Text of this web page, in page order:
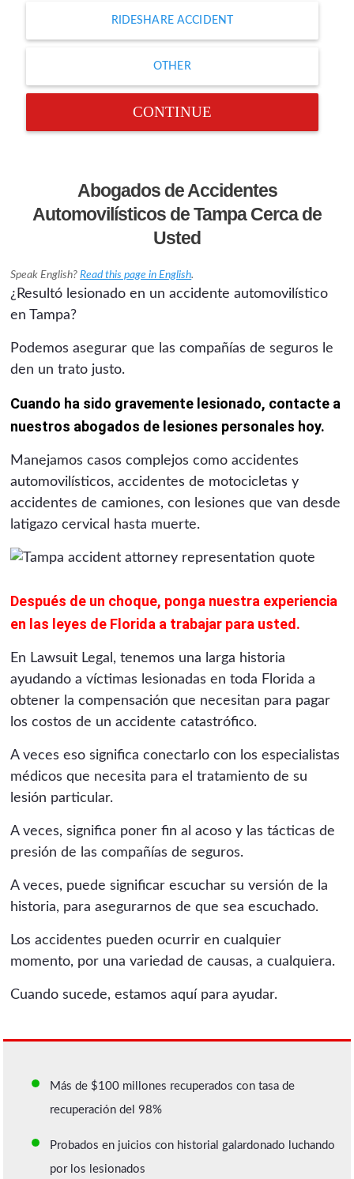
RIDESHARE ACCIDENT
OTHER
CONTINUE
Abogados de Accidentes
Automovilísticos de Tampa Cerca de
Usted
Speak English?Read this page in English.
¿Resultó lesionado en un accidente automovilístico
en Tampa?
Podemos asegurar que las compañías de seguros le
den un trato justo.
Cuando ha sido gravemente lesionado, contacte a
nuestros abogados de lesiones personales hoy.
Manejamos casos complejos como accidentes
automovilísticos, accidentes de motocicletas y
accidentes de camiones, con lesiones que van desde
latigazo cervical hasta muerte.
Después de un choque, ponga nuestra experiencia
en las leyes de Florida a trabajar para usted.
En Lawsuit Legal, tenemos una larga historia
ayudando a víctimas lesionadas en toda Florida a
obtener la compensación que necesitan para pagar
los costos de un accidente catastrófico.
A veces eso significa conectarlo con los especialistas
médicos que necesita para el tratamiento de su
lesión particular.
A veces, significa poner fin al acoso y las tácticas de
presión de las compañías de seguros.
A veces, puede significar escuchar su versión de la
historia, para asegurarnos de que sea escuchado.
Los accidentes pueden ocurrir en cualquier
momento, por una variedad de causas, a cualquiera.
Cuando sucede, estamos aquí para ayudar.
Más de $100 millones recuperados con tasa de
recuperación del 98%
Probados en juicios con historial galardonado luchando
por los lesionados